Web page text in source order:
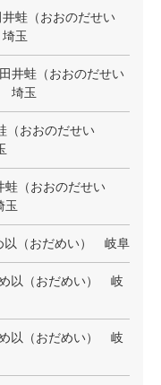
井蛙（おおのだせい
玉
井蛙（おおのだせい
埼玉
（おおのだせい
蛙（おおのだせい
以（おだめい） 岐阜
以（おだめい） 岐
以（おだめい） 岐